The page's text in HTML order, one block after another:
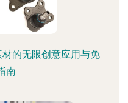
的无限创意应用与免
南